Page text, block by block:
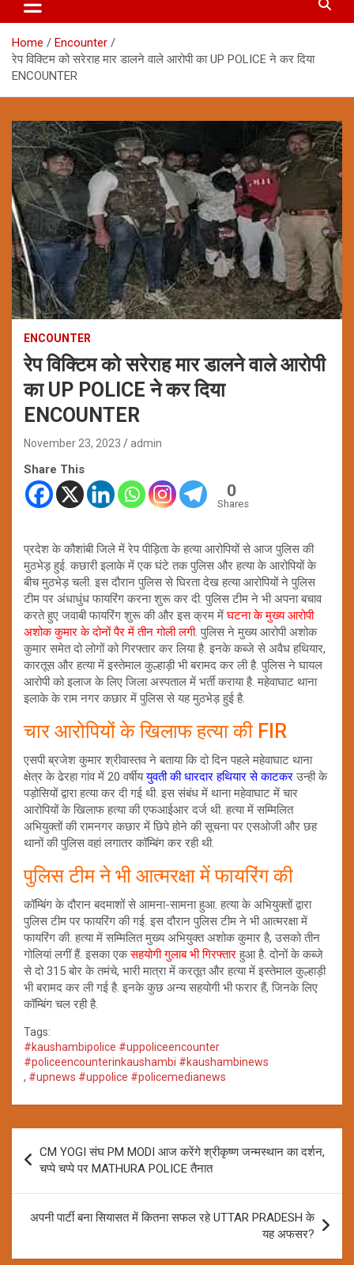
Home
Encounter
रेप विक्टिम को सरेराह मार डालने वाले आरोपी का UP POLICE ने कर दिया
ENCOUNTER
ENCOUNTER
रेप विक्टिम को सरेराह मार डालने वाले आरोपी
का UP POLICE ने कर दिया
ENCOUNTER
November 23, 2023 admin
Share This
0
Shares
प्रदेश के कौशांबी जिले में रेप पीड़िता के हत्या आरोपियों से आज पुलिस की
मुठभेड़ हुई. कछारी इलाके में एक घंटे तक पुलिस और हत्या के आरोपियों के
बीच मुठभेड़ चली. इस दौरान पुलिस से घिरता देख हत्या आरोपियों ने पुलिस
टीम पर अंधाधुंध फायरिंग करना शुरू कर दी. पुलिस टीम ने भी अपना बचाव
करते हुए जवाबी फायरिंग शुरू की और इस क्रम मेंघटना के मुख्य आरोपी
अशोक कुमार के दोनों पैर में तीन गोली लगी. पुलिस ने मुख्य आरोपी अशोक
कुमार समेत दो लोगों को गिरफ्तार कर लिया है. इनके कब्जे से अवैध हथियार,
कारतूस और हत्या में इस्तेमाल कुल्हाड़ी भी बरामद कर ली है. पुलिस ने घायल
आरोपी को इलाज के लिए जिला अस्पताल में भर्ती कराया है. महेवाघाट थाना
इलाके के राम नगर कछार में पुलिस से यह मुठभेड़ हुई है.
चार आरोपियों के खिलाफ हत्या की FIR
एसपी ब्रजेश कुमार श्रीवास्तव ने बताया कि दो दिन पहले महेवाघाट थाना
क्षेत्र के ढेरहा गांव में 20 वर्षीययुवती की धारदार हथियार से काटकरउन्ही के
पड़ोसियों द्वारा हत्या कर दी गई थी. इस संबंध में थाना महेवाघाट में चार
आरोपियों के खिलाफ हत्या की एफआईआर दर्ज थी. हत्या में सम्मिलित
अभियुक्तों की रामनगर कछार में छिपे होने की सूचना पर एसओजी और छह
थानों की पुलिस वहां लगातर कॉम्बिंग कर रही थी.
पुलिस टीम ने भी आत्मरक्षा में फायरिंग की
कॉम्बिंग के दौरान बदमाशों से आमना-सामना हुआ. हत्या के अभियुक्तों द्वारा
पुलिस टीम पर फायरिंग की गई. इस दौरान पुलिस टीम ने भी आत्मरक्षा में
फायरिंग की. हत्या में सम्मिलित मुख्य अभियुक्त अशोक कुमार है, उसको तीन
गोलियां लगीं हैं. इसका एकसहयोगी गुलाब भी गिरफ्तारहुआ है. दोनों के कब्जे
से दो 315 बोर के तमंचे, भारी मात्रा में करतूत और हत्या में इस्तेमाल कुल्हाड़ी
भी बरामद कर ली गई है. इनके कुछ अन्य सहयोगी भी फरार हैं, जिनके लिए
कॉम्बिंग चल रही है.
Tags:
#kaushambipolice #uppoliceencounter
#policeencounterinkaushambi #kaushambinews
, #upnews #uppolice #policemedianews
navigation
CM YOGI संघ PM MODI आज करेंगे श्रीकृष्ण जन्मस्थान का दर्शन,
चप्पे चप्पे पर MATHURA POLICE तैनात
अपनी पार्टी बना सियासत में कितना सफल रहे UTTAR PRADESH के
यह अफसर?